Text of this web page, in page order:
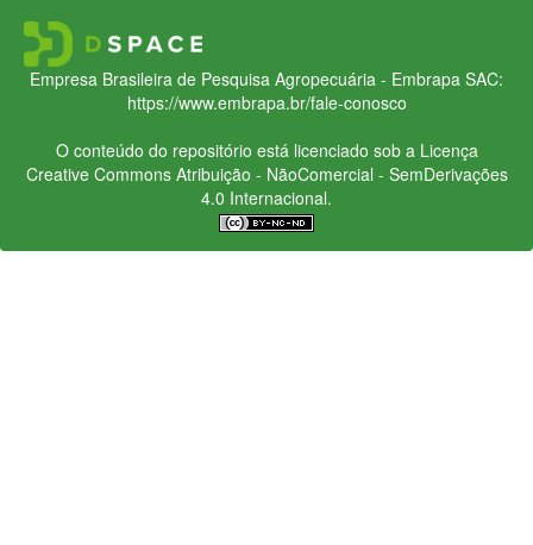
Empresa Brasileira de Pesquisa Agropecuária - Embrapa SAC:
https://www.embrapa.br/fale-conosco
O conteúdo do repositório está licenciado sob a Licença
Creative CommonsAtribuição - NãoComercial - SemDerivações
4.0 Internacional.